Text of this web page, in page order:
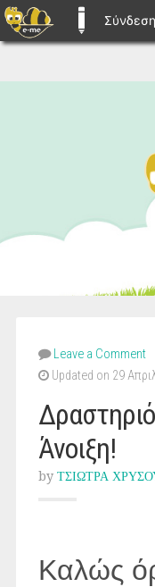
Σύνδεση
Leave a Comment
Updated on 29
Άνοιξη!
by ΤΣΙΩΤΡΑ
Καλώς